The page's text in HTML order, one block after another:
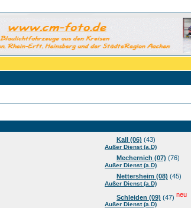
Kall (06) (43)
Außer Dienst (a.D)
Mechernich (07) (76)
Außer Dienst (a.D)
Nettersheim (08) (45)
Außer Dienst (a.D)
Schleiden (09) (47) neu
Außer Dienst (a.D)